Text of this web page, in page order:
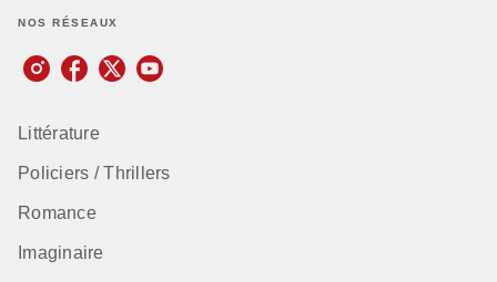
NOS RÉSEAUX
Littérature
Policiers / Thrillers
Romance
Imaginaire